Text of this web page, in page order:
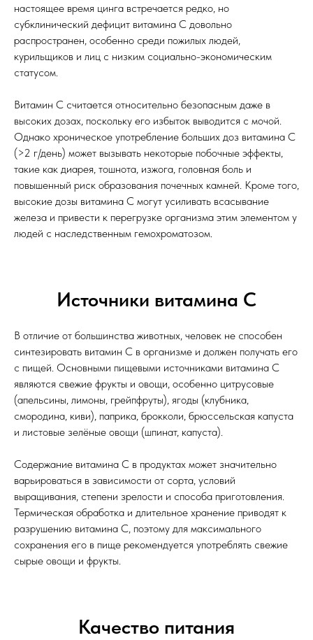
настоящее время цинга встречается редко, но
субклинический дефицит витамина С довольно
распространен, особенно среди пожилых людей,
курильщиков и лиц с низким социально-экономическим
статусом.
Витамин С считается относительно безопасным даже в
высоких дозах, поскольку его избыток выводится с мочой.
Однако хроническое употребление больших доз витамина С
(>2 г/день) может вызывать некоторые побочные эффекты,
такие как диарея, тошнота, изжога, головная боль и
повышенный риск образования почечных камней. Кроме того,
высокие дозы витамина С могут усиливать всасывание
железа и привести к перегрузке организма этим элементом у
людей с наследственным гемохроматозом.
Источники витамина С
В отличие от большинства животных, человек не способен
синтезировать витамин С в организме и должен получать его
с пищей. Основными пищевыми источниками витамина С
являются свежие фрукты и овощи, особенно цитрусовые
(апельсины, лимоны, грейпфруты), ягоды (клубника,
смородина, киви), паприка, брокколи, брюссельская капуста
и листовые зелёные овощи (шпинат, капуста).
Содержание витамина С в продуктах может значительно
варьироваться в зависимости от сорта, условий
выращивания, степени зрелости и способа приготовления.
Термическая обработка и длительное хранение приводят к
разрушению витамина С, поэтому для максимального
сохранения его в пище рекомендуется употреблять свежие
сырые овощи и фрукты.
Качество питания